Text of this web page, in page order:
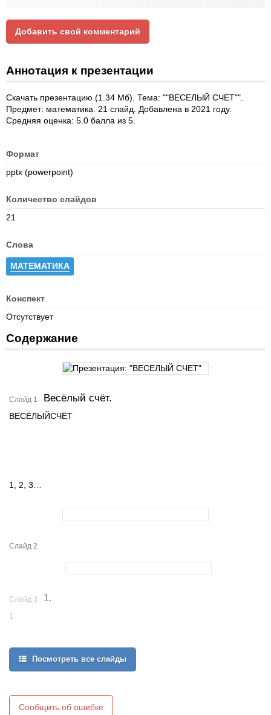
Добавить свой комментарий
Аннотация к презентации
Скачать презентацию (1.34 Мб). Тема: ""ВЕСЕЛЫЙ СЧЕТ"".
Предмет: математика. 21 слайд. Добавлена в 2021 году.
Средняя оценка: 5.0 балла из 5.
Формат
pptx (powerpoint)
Количество слайдов
21
Слова
МАТЕМАТИКА
Конспект
Отсутствует
Содержание
Слайд 1 Весёлый счёт.
ВЕСЁЛЫЙСЧЁТ
1, 2, 3…
Слайд 2
Слайд 3 1.
1
Посмотреть все слайды
Сообщить об ошибке